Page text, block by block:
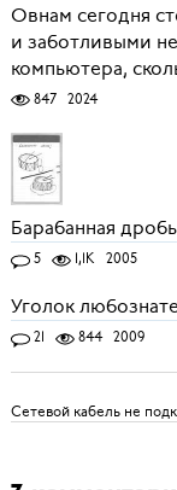
Овнам сегодня
и заботливыми
компьютера,
847 2024
Барабанная дробь
5 1,1K 2005
Уголок
21 844 2009
Сетевой кабель не